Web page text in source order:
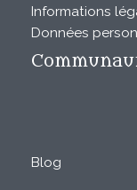
Informations
Données
Blog